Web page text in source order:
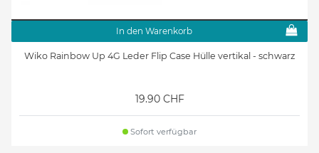
In den Warenkorb
Wiko Rainbow Up 4G Leder Flip Case Hülle vertikal - schwarz
19.90 CHF
Sofort verfügbar